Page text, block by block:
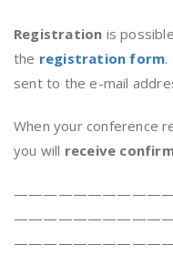
Registration is
the registration form.
sent to the e-mail
When your conference
you will receive